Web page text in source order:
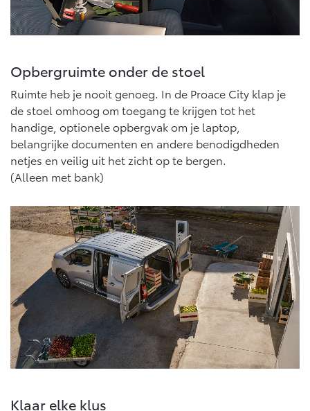
Opbergruimte onder de stoel
Ruimte heb je nooit genoeg. In de Proace City klap je
de stoel omhoog om toegang te krijgen tot het
handige, optionele opbergvak om je laptop,
belangrijke documenten en andere benodigdheden
netjes en veilig uit het zicht op te bergen.
(Alleen met bank)
Klaar elke klus